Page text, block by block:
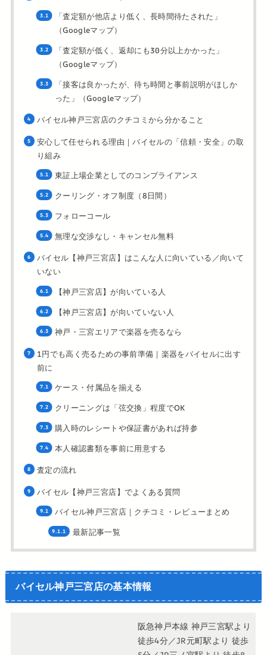
「査定額が他店より低く、長時間待たされた」
（Googleマップ）
「査定額が低く、返却にも30分以上かかった」
（Googleマップ）
「接客は良かったが、待ち時間と事前説明がほしか
った」（Googleマップ）
バイセル神戸三宮店のクチコミから分かること
安心して任せられる理由｜バイセルの「信頼・安全」の取
り組み
東証上場企業としてのコンプライアンス
クーリング・オフ制度（8日間）
フォローコール
無理な交渉なし・キャンセル無料
バイセル【神戸三宮店】はこんな人に向いている／向いて
いない
【神戸三宮店】が向いている人
【神戸三宮店】が向いていない人
神戸・三宮エリアで楽器を売るなら
1円でも高く売るための事前準備｜楽器をバイセルに出す
前に
ケース・付属品を揃える
クリーニングは「弦交換」程度でOK
購入時のレシートや保証書があれば持参
本人確認書類を事前に用意する
査定の流れ
バイセル【神戸三宮店】でよくある質問
バイセル神戸三宮店｜クチコミ・レビューまとめ
最新記事一覧
バイセル神戸三宮店の基本情報
阪急神戸本線 神戸三宮駅より
徒歩4分／JR元町駅より 徒歩